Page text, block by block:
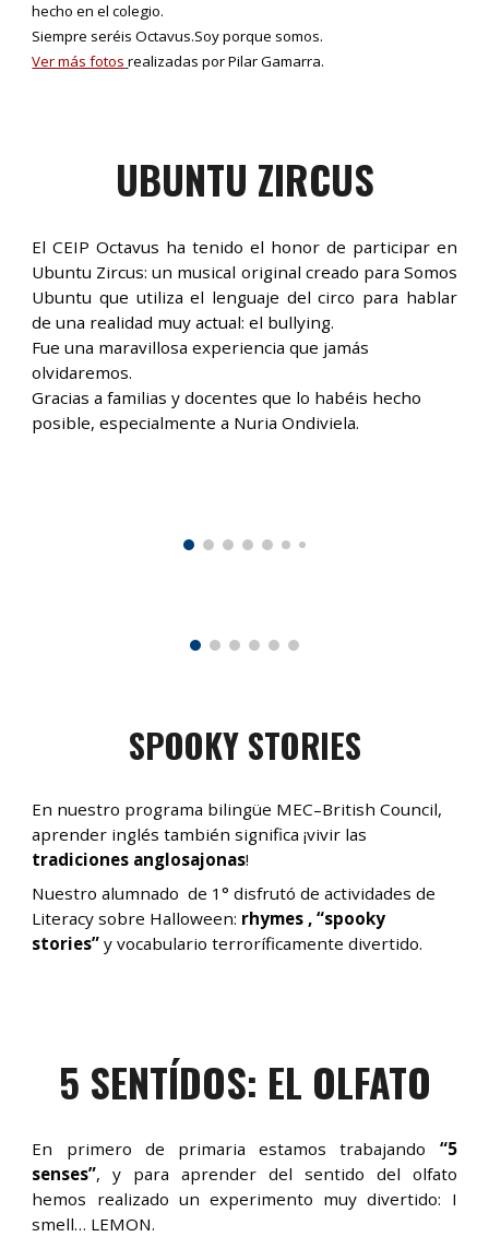
hecho en el colegio.
Siempre seréis Octavus.Soy porque somos.
Ver más fotos realizadas por Pilar Gamarra.
UBUNTU ZIRCUS
El CEIP Octavus ha tenido el honor de participar en
Ubuntu Zircus: un musical original creado para Somos
Ubuntu que utiliza el lenguaje del circo para hablar
de una realidad muy actual: el bullying.
Fue una maravillosa experiencia que jamás
olvidaremos.
Gracias a familias y docentes que lo habéis hecho
posible, especialmente a Nuria Ondiviela.
SPOOKY STORIES
En nuestro programa bilingüe MEC–British Council,
aprender inglés también significa ¡vivir las
tradiciones anglosajonas!
Nuestro alumnado de 1° disfrutó de actividades de
Literacy sobre Halloween: rhymes , “spooky
stories”y vocabulario terroríficamente divertido.
5 SENTÍDOS: EL OLFATO
En primero de primaria estamos trabajando “5
senses”, y para aprender del sentido del olfato
hemos realizado un experimento muy divertido: I
smell… LEMON.